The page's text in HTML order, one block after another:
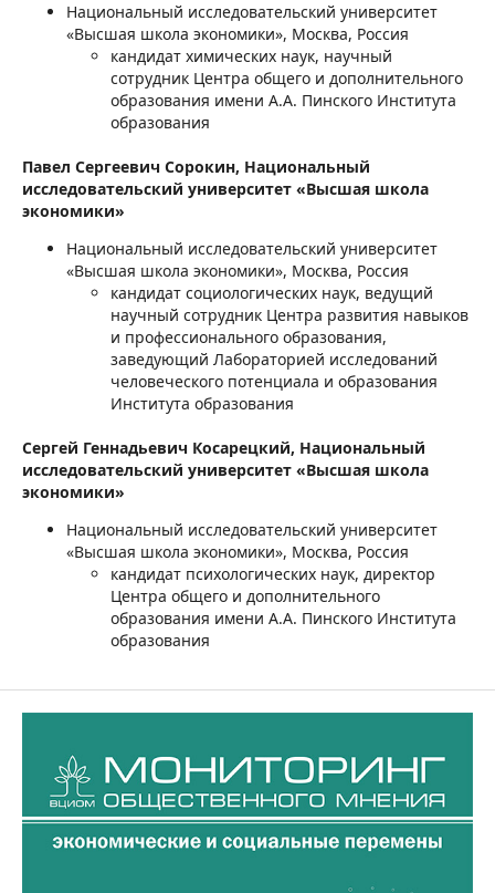
Национальный исследовательский университет
«Высшая школа экономики», Москва, Россия
кандидат химических наук, научный
сотрудник Центра общего и дополнительного
образования имени А.А. Пинского Института
образования
Павел Сергеевич Сорокин, Национальный
исследовательский университет «Высшая школа
экономики»
Национальный исследовательский университет
«Высшая школа экономики», Москва, Россия
кандидат социологических наук, ведущий
научный сотрудник Центра развития навыков
и профессионального образования,
заведующий Лабораторией исследований
человеческого потенциала и образования
Института образования
Сергей Геннадьевич Косарецкий, Национальный
исследовательский университет «Высшая школа
экономики»
Национальный исследовательский университет
«Высшая школа экономики», Москва, Россия
кандидат психологических наук, директор
Центра общего и дополнительного
образования имени А.А. Пинского Института
образования